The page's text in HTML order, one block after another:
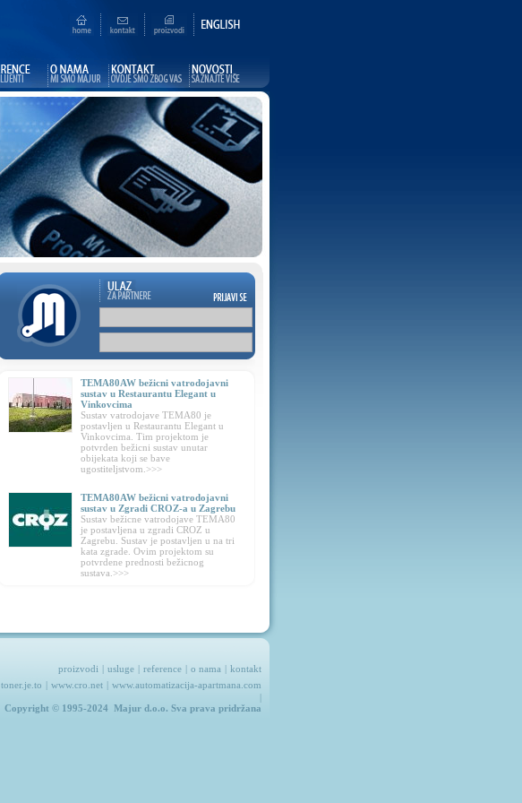
TEMA80AW bežicni vatrodojavni
sustav u Restaurantu Elegant u
Vinkovcima
Sustav vatrodojave TEMA80 je
postavljen u Restaurantu Elegant u
Vinkovcima. Tim projektom je
potvrden bežicni sustav unutar
obijekata koji se bave
ugostiteljstvom.>>>
TEMA80AW bežicni vatrodojavni
sustav u Zgradi CROZ-a u Zagrebu
Sustav bežicne vatrodojave TEMA80
je postavljena u zgradi CROZ u
Zagrebu. Sustav je postavljen u na tri
kata zgrade. Ovim projektom su
potvrdene prednosti bežicnog
sustava.>>>
proizvodi | usluge | reference | o nama | kontakt
toner.je.to | www.cro.net | www.automatizacija-apartmana.com
|
Copyright © 1995-2024 Majur d.o.o. Sva prava pridržana